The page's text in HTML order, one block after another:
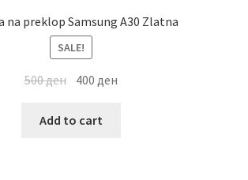
na preklop Samsung A30 Zlatna
SALE!
500ден 400 ден
Add to cart